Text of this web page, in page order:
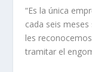
“Es la única
cada seis
les
tramitar el